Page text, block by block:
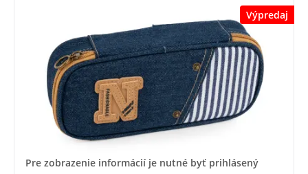
Výpredaj
Pre zobrazenie informácií je nutné byť prihlásený